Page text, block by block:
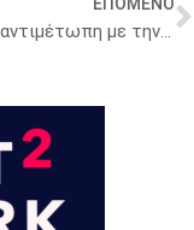
Η Γαλλία αντιμέτωπη με την μεγαλύτερη έλλειψη ψυχιατρικών φαρμάκων των τελευταίων 20 ετών